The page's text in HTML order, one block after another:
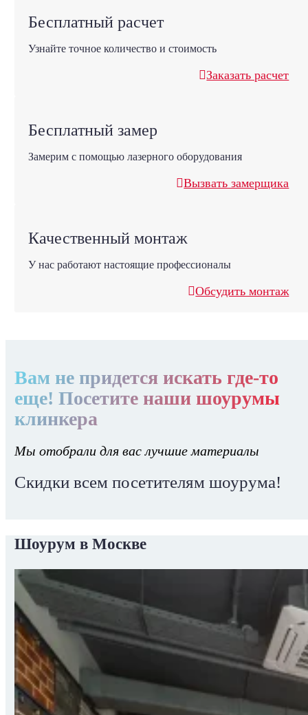
Бесплатный расчет
Узнайте точное количество и стоимость
Заказать расчет
Бесплатный замер
Замерим с помощью лазерного оборудования
Вызвать замерщика
Качественный монтаж
У нас работают настоящие профессионалы
Обсудить монтаж
Вам не придется искать где-то
еще! Посетите наши шоурумы
клинкера
Мы отобрали для вас лучшие материалы
Скидки всем посетителям шоурума!
Шоурум в Москве